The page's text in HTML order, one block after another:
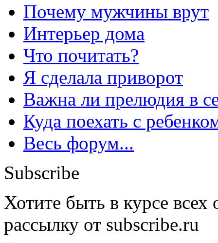
Почему мужчины врут
Интерьер дома
Что почитать?
Я сделала приворот
Важна ли прелюдия в
Куда поехать с
Весь форум...
Subscribe
Хотите быть в курсе
рассылку от subscribe.ru